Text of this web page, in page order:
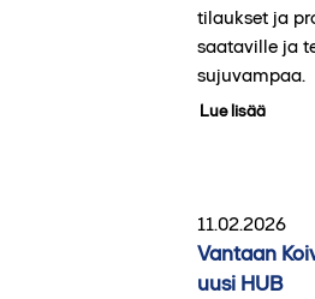
tilaukset ja
saataville ja
sujuvampaa.
Lue lisää
11.02.2026
Vantaan
uusi HUB